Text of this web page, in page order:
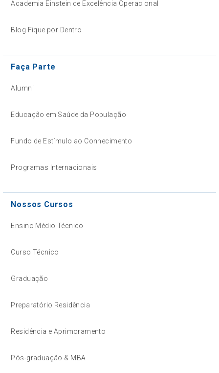
Academia Einstein de Excelência Operacional
Blog Fique por Dentro
Faça Parte
Alumni
Educação em Saúde da População
Fundo de Estímulo ao Conhecimento
Programas Internacionais
Nossos Cursos
Ensino Médio Técnico
Curso Técnico
Graduação
Preparatório Residência
Residência e Aprimoramento
Pós-graduação & MBA